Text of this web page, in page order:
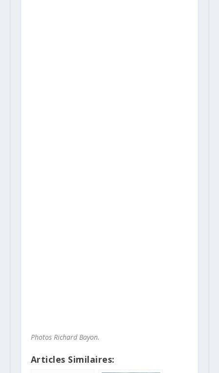
Photos Richard Bayon.
Articles Similaires: